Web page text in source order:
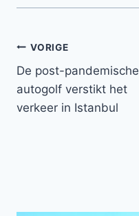
Bericht
navigatie
VORIGE
De post-pandemische
autogolf verstikt het
verkeer in Istanbul